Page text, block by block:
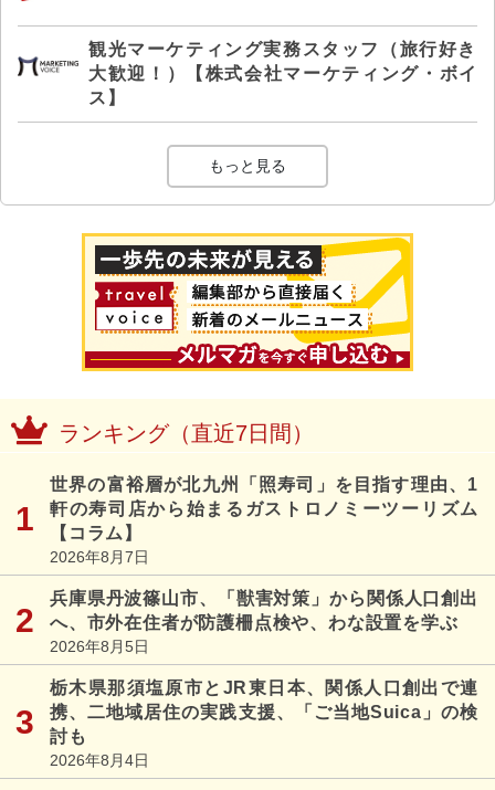
観光マーケティング実務スタッフ（旅行好き
大歓迎！）【株式会社マーケティング・ボイ
ス】
もっと見る
ランキング（直近7日間）
世界の富裕層が北九州「照寿司」を目指す理由、1
軒の寿司店から始まるガストロノミーツーリズム
【コラム】
2026年8月7日
兵庫県丹波篠山市、「獣害対策」から関係人口創出
へ、市外在住者が防護柵点検や、わな設置を学ぶ
2026年8月5日
栃木県那須塩原市とJR東日本、関係人口創出で連
携、二地域居住の実践支援、「ご当地Suica」の検
討も
2026年8月4日